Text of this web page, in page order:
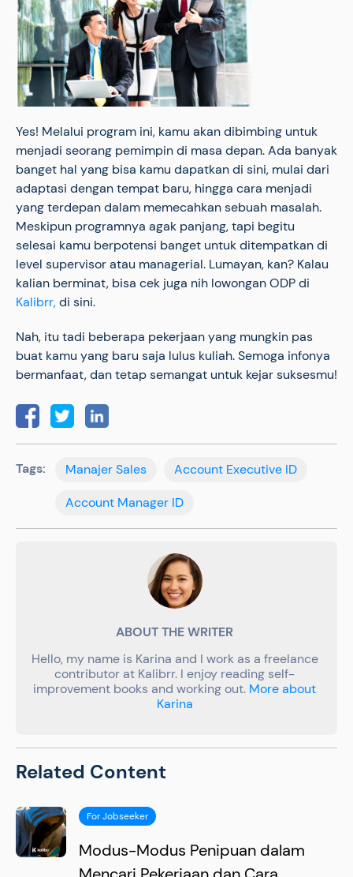
Yes! Melalui program ini, kamu akan dibimbing untuk
menjadi seorang pemimpin di masa depan. Ada banyak
banget hal yang bisa kamu dapatkan di sini, mulai dari
adaptasi dengan tempat baru, hingga cara menjadi
yang terdepan dalam memecahkan sebuah masalah.
Meskipun programnya agak panjang, tapi begitu
selesai kamu berpotensi banget untuk ditempatkan di
level supervisor atau managerial. Lumayan, kan? Kalau
kalian berminat, bisa cek juga nih lowongan ODP di
Kalibrr,di sini.
Nah, itu tadi beberapa pekerjaan yang mungkin pas
buat kamu yang baru saja lulus kuliah. Semoga infonya
bermanfaat, dan tetap semangat untuk kejar suksesmu!
Tags: Manajer Sales
Account Executive ID
Account Manager ID
ABOUT THE WRITER
Hello, my name is Karina and I work as a freelance
contributor at Kalibrr. I enjoy reading self-
improvement books and working out. More about
Karina
Related Content
For Jobseeker
Modus-Modus Penipuan dalam